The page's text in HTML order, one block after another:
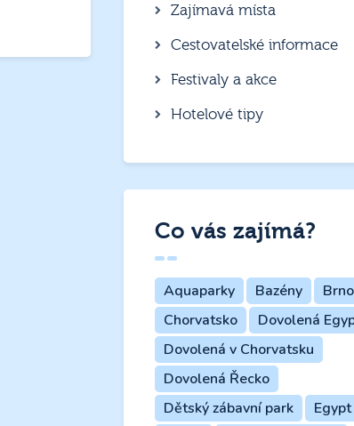
Zajímavá místa
Cestovatelské informace
Festivaly a akce
Hotelové tipy
Co vás zajímá?
Aquaparky Bazény
Brno
Chorvatsko
Dovolená
Dovolená v Chorvatsku
Dovolená Řecko
Dětský zábavní park
Egypt